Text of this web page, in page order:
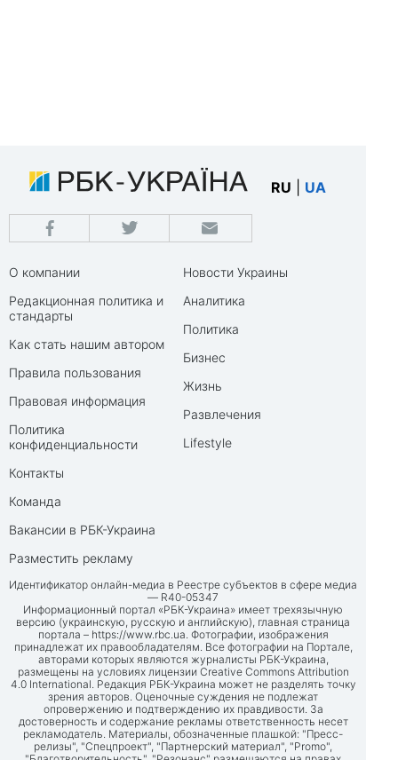
RU UA
О компании
Редакционная политика и
стандарты
Как стать нашим автором
Правила пользования
Правовая информация
Политика
конфиденциальности
Контакты
Команда
Вакансии в РБК-Украина
Разместить рекламу
Новости Украины
Аналитика
Политика
Бизнес
Жизнь
Развлечения
Lifestyle
Идентификатор онлайн-медиа в Реестре субъектов в сфере медиа
— R40-05347
Информационный портал «РБК-Украина» имеет трехязычную
версию (украинскую, русскую и английскую), главная страница
портала – https://www.rbc.ua. Фотографии, изображения
принадлежат их правообладателям. Все фотографии на Портале,
авторами которых являются журналисты РБК-Украина,
размещены на условиях лицензии Creative Commons Attribution
4.0 International. Редакция РБК-Украина может не разделять точку
зрения авторов. Оценочные суждения не подлежат
опровержению и подтверждению их правдивости. За
достоверность и содержание рекламы ответственность несет
рекламодатель. Материалы, обозначенные плашкой: "Пресс-
релизы", "Спецпроект", "Партнерский материал", "Promo",